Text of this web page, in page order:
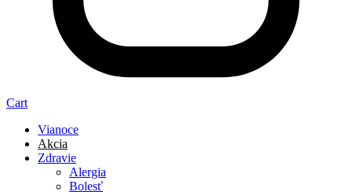
Cart
Vianoce
Akcia
Zdravie
Alergia
Bolesť